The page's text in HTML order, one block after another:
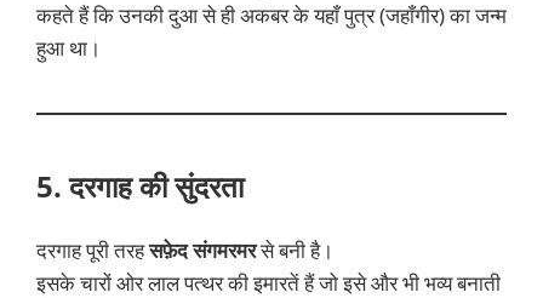
कहते हैं कि उनकी दुआ से ही अकबर के यहाँ पुत्र (जहाँगीर) का जन्म
हुआ था।
5. दरगाह की सुंदरता
दरगाह पूरी तरहसफ़ेद संगमरमरसे बनी है।
इसके चारों ओर लाल पत्थर की इमारतें हैं जो इसे और भी भव्य बनाती